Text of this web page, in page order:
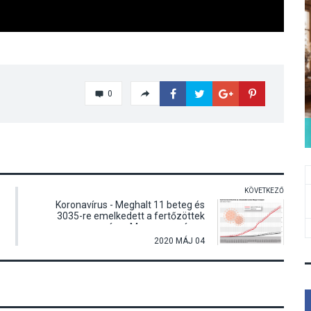
0
KÖVETKEZŐ
Koronavírus - Meghalt 11 beteg és
3035-re emelkedett a fertőzöttek
száma Magyarországon
2020 MÁJ 04